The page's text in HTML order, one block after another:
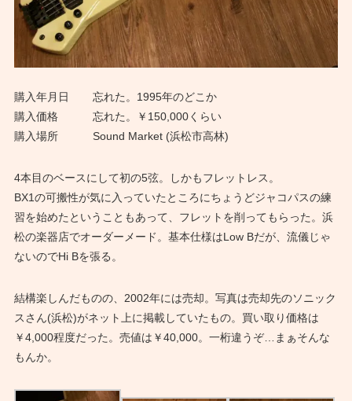
購入年月日
忘れた。1995年のどこか
購入価格
忘れた。￥150,000くらい
購入場所
Sound Market (浜松市高林)
4本目のベースにして初の5弦。しかもフレットレス。
BX1の可搬性が気に入っていたところにちょうどジャコパスの練
習を始めたということもあって、フレットを削ってもらった。浜
松の楽器店でオーダーメード。基本仕様はLow Bだが、流儀じゃ
ないのでHi Bを張る。
結構楽しんだものの、2002年には売却。写真は売却先のソニック
スさん(浜松)がネット上に掲載していたもの。買い取り価格は
￥4,000程度だった。売値は￥40,000。一桁違うぞ…まぁそんな
もんか。